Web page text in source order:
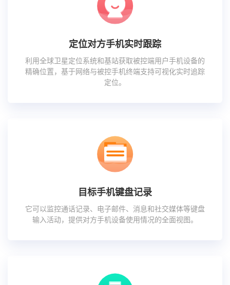
定位对方手机实时跟踪
利用全球卫星定位系统和基站获取被控端用户手机设备的
精确位置，基于网络与被控手机终端支持可视化实时追踪
定位。
目标手机键盘记录
它可以监控通话记录、电子邮件、消息和社交媒体等键盘
输入活动，提供对方手机设备使用情况的全面视图。